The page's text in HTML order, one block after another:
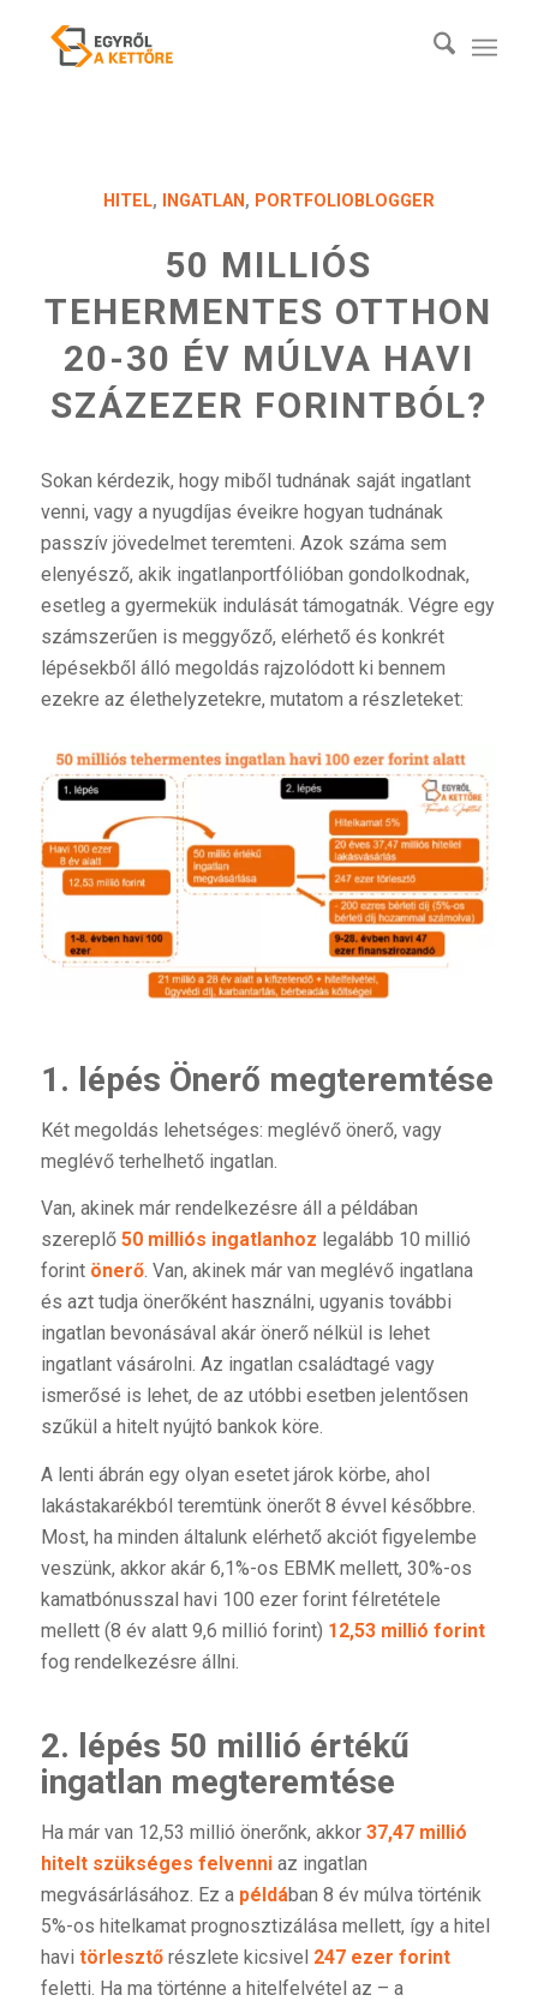
HITEL, INGATLAN , PORTFOLIOBLOGGER
50 MILLIÓS
TEHERMENTES OTTHON
20-30 ÉV MÚLVA HAVI
SZÁZEZER FORINTBÓL?
Sokan kérdezik, hogy miből tudnának saját ingatlant
venni, vagy a nyugdíjas éveikre hogyan tudnának
passzív jövedelmet teremteni. Azok száma sem
elenyésző, akik ingatlanportfólióban gondolkodnak,
esetleg a gyermekük indulását támogatnák. Végre egy
számszerűen is meggyőző, elérhető és konkrét
lépésekből álló megoldás rajzolódott ki bennem
ezekre az élethelyzetekre, mutatom a részleteket:
1. lépés Önerő megteremtése
Két megoldás lehetséges: meglévő önerő, vagy
meglévő terhelhető ingatlan.
Van, akinek már rendelkezésre áll a példában
szereplő 50 milliós ingatlanhoz legalább 10 millió
forint önerő. Van, akinek már van meglévő ingatlana
és azt tudja önerőként használni, ugyanis további
ingatlan bevonásával akár önerő nélkül is lehet
ingatlant vásárolni. Az ingatlan családtagé vagy
ismerősé is lehet, de az utóbbi esetben jelentősen
szűkül a hitelt nyújtó bankok köre.
A lenti ábrán egy olyan esetet járok körbe, ahol
lakástakarékból teremtünk önerőt 8 évvel későbbre.
Most, ha minden általunk elérhető akciót figyelembe
veszünk, akkor akár 6,1%-os EBMK mellett, 30%-os
kamatbónusszal havi 100 ezer forint félretétele
mellett (8 év alatt 9,6 millió forint) 12,53 millió forint
fog rendelkezésre állni.
2. lépés 50 millió értékű
ingatlan megteremtése
Ha már van 12,53 millió önerőnk, akkor 37,47 millió
hitelt szükséges felvenniaz ingatlan
megvásárlásához. Ez a példában 8 év múlva történik
5%-os hitelkamat prognosztizálása mellett, így a hitel
havi törlesztőrészlete kicsivel 247 ezer forint
feletti. Ha ma történne a hitelfelvétel az – a